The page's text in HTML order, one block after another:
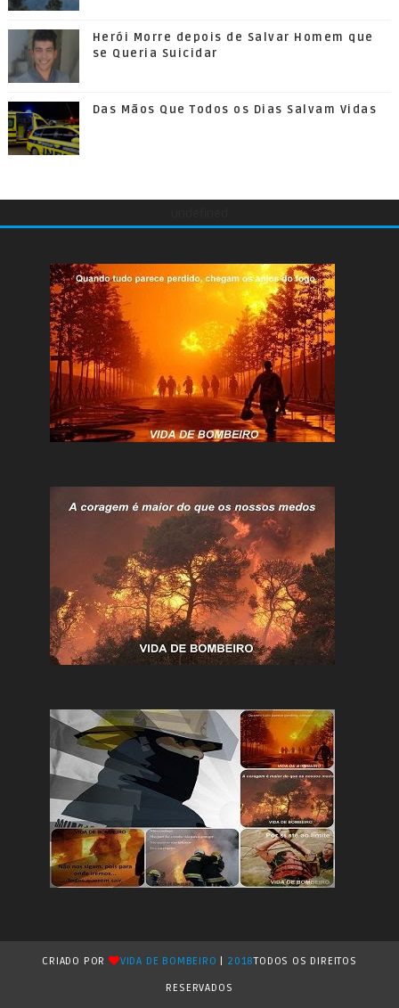
Herói Morre depois de Salvar Homem que
se Queria Suicidar
Das Mãos Que Todos os Dias Salvam Vidas
CRIADO POR VIDA DE BOMBEIRO 2018TODOS OS DIREITOS
RESERVADOS